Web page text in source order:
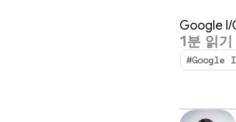
Google I/
1분 읽기
#Google